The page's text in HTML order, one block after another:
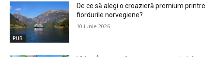
PUB
De ce să alegi o croazieră premium printre
fiordurile norvegiene?
10 iunie 2026